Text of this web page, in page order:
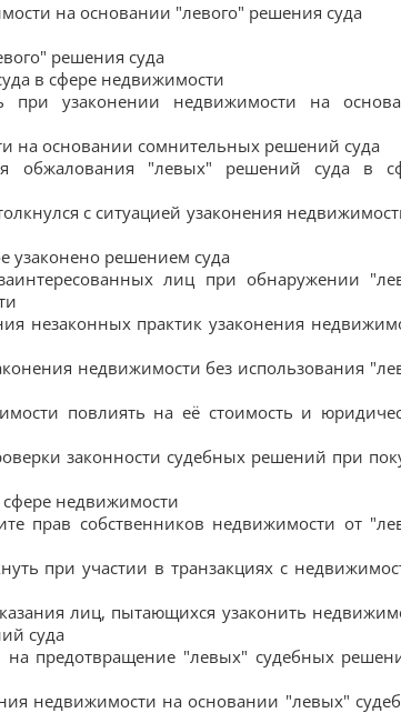
на основании "левого" решения суда
решения суда
в сфере недвижимости
при узаконении недвижимости на
на основании сомнительных решений суда
обжалования "левых" решений суда в
с ситуацией узаконения
узаконено решением суда
лиц при обнаружении
незаконных практик узаконения
недвижимости без использования
повлиять на её стоимость и
законности судебных решений при
недвижимости
прав собственников недвижимости от
при участии в транзакциях с
лиц, пытающихся узаконить
суда
предотвращение "левых" судебных
недвижимости на основании "левых"